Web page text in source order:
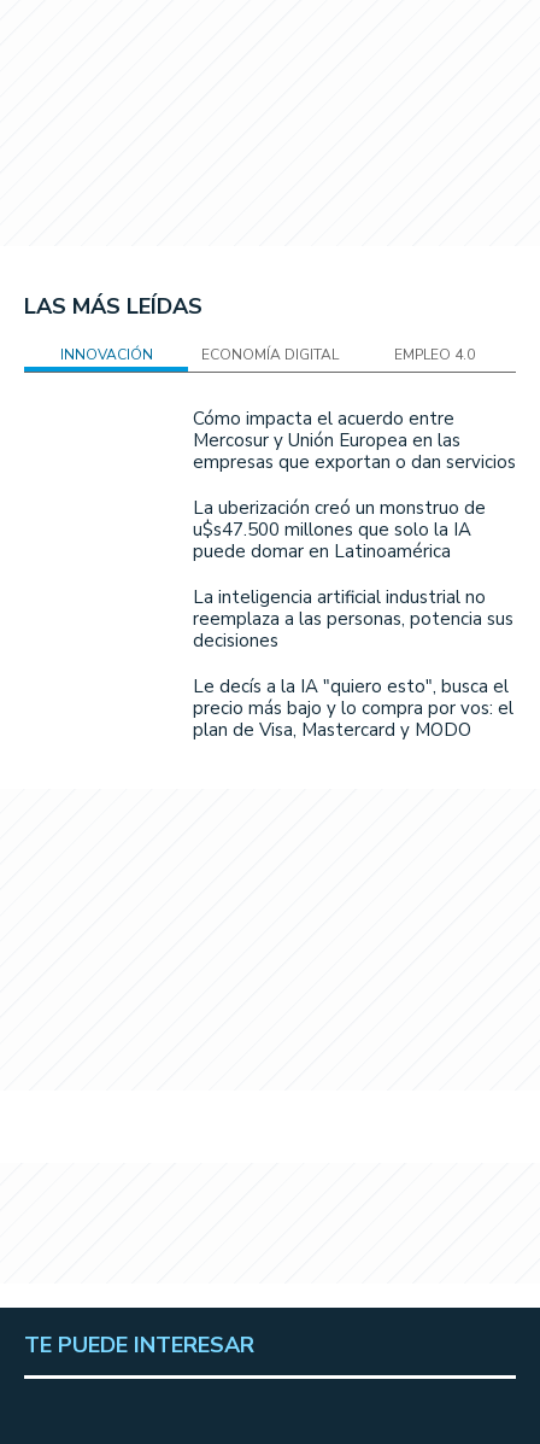
LAS MÁS LEÍDAS
INNOVACIÓN ECONOMÍA DIGITAL EMPLEO 4.0
Cómo impacta el acuerdo entre
Mercosur y Unión Europea en las
empresas que exportan o dan servicios
La uberización creó un monstruo de
u$s47.500 millones que solo la IA
puede domar en Latinoamérica
La inteligencia artificial industrial no
reemplaza a las personas, potencia sus
decisiones
Le decís a la IA "quiero esto", busca el
precio más bajo y lo compra por vos: el
plan de Visa, Mastercard y MODO
TE PUEDE INTERESAR